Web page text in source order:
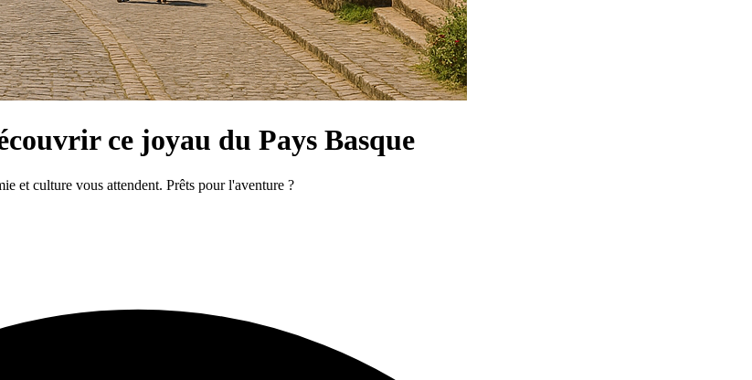
ce joyau du Pays Basque
et culture vous attendent. Prêts pour l'aventure ?